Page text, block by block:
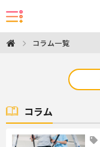
コラム一覧
コラム